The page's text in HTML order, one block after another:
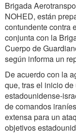
Brigada
NOHED, están
contundente contra
conjunta con la
Cuerpo de
según informa un
De acuerdo con la
que, tras el inicio
estadounidense-
de comandos
extensa para un
objetivos